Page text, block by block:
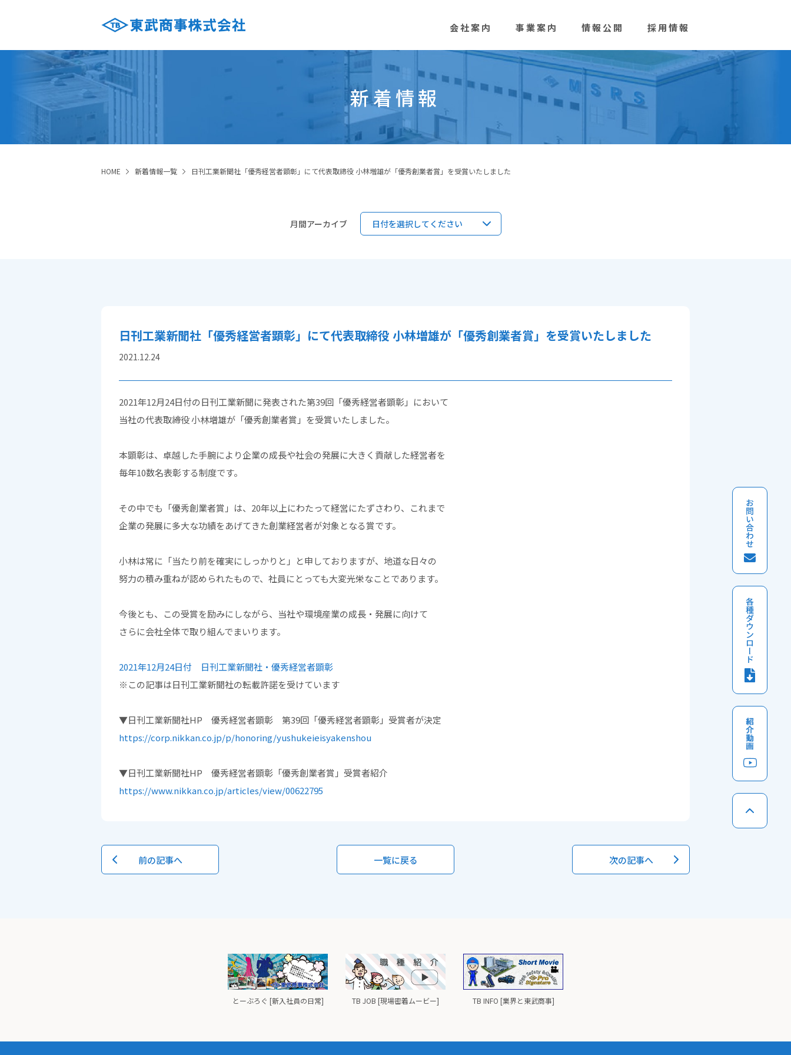
会社案内 事業案内 情報公開 採用情報
新着情報
HOME 新着情報一覧 日刊工業新聞社「優秀経営者顕彰」にて代表取締役 小林増雄が「優秀創業者賞」を受賞いたしました
月間アーカイブ
日刊工業新聞社「優秀経営者顕彰」にて代表取締役 小林増雄が「優秀創業者賞」を受賞いたしました
2021.12.24
2021年12月24日付の日刊工業新聞に発表された第39回「優秀経営者顕彰」において
当社の代表取締役 小林増雄が「優秀創業者賞」を受賞いたしました。
本顕彰は、卓越した手腕により企業の成長や社会の発展に大きく貢献した経営者を
毎年10数名表彰する制度です。
その中でも「優秀創業者賞」は、20年以上にわたって経営にたずさわり、これまで
企業の発展に多大な功績をあげてきた創業経営者が対象となる賞です。
小林は常に「当たり前を確実にしっかりと」と申しておりますが、地道な日々の
努力の積み重ねが認められたもので、社員にとっても大変光栄なことであります。
今後とも、この受賞を励みにしながら、当社や環境産業の成長・発展に向けて
さらに会社全体で取り組んでまいります。
2021年12月24日付 日刊工業新聞社・優秀経営者顕彰
※この記事は日刊工業新聞社の転載許諾を受けています
▼日刊工業新聞社HP 優秀経営者顕彰 第39回「優秀経営者顕彰」受賞者が決定
https://corp.nikkan.co.jp/p/honoring/yushukeieisyakenshou
▼日刊工業新聞社HP 優秀経営者顕彰「優秀創業者賞」受賞者紹介
https://www.nikkan.co.jp/articles/view/00622795
前の記事へ 一覧に戻る 次の記事へ
とーぶろぐ [新入社員の日常] TB JOB [現場密着ムービー] TB INFO [業界と東武商事]